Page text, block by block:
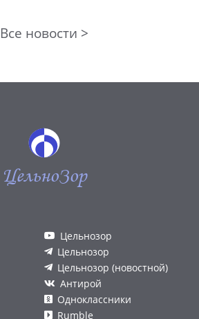
Все новости >
ЦельноЗор
Цельнозор
Цельнозор
Цельнозор (новостной)
Антирой
Одноклассники
Rumble